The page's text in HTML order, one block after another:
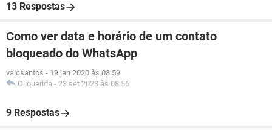
13 Respostas
Como ver data e horário de um contato
bloqueado do WhatsApp
valcsantos - 19 jan 2020 às 08:59
Oiiquerida - 23 set 2023 às 08:56
9 Respostas